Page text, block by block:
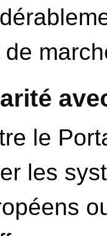
le
les